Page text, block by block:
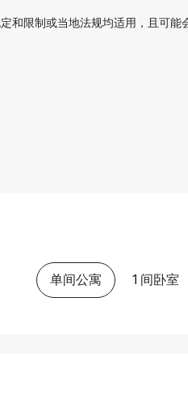
和限制或当地法规均适用，且可能
单间公寓 1 间卧室